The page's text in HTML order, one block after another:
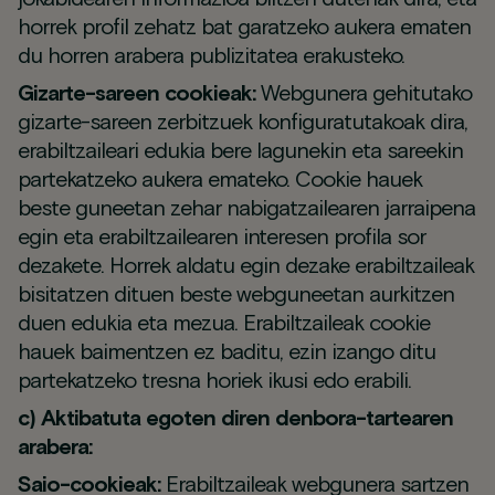
horrek profil zehatz bat garatzeko aukera ematen
du horren arabera publizitatea erakusteko.
Gizarte-sareen cookieak:Webgunera gehitutako
gizarte-sareen zerbitzuek konfiguratutakoak dira,
erabiltzaileari edukia bere lagunekin eta sareekin
partekatzeko aukera emateko. Cookie hauek
beste guneetan zehar nabigatzailearen jarraipena
egin eta erabiltzailearen interesen profila sor
dezakete. Horrek aldatu egin dezake erabiltzaileak
bisitatzen dituen beste webguneetan aurkitzen
duen edukia eta mezua. Erabiltzaileak cookie
hauek baimentzen ez baditu, ezin izango ditu
partekatzeko tresna horiek ikusi edo erabili.
c) Aktibatuta egoten diren denbora-tartearen
arabera:
Saio-cookieak:Erabiltzaileak webgunera sartzen